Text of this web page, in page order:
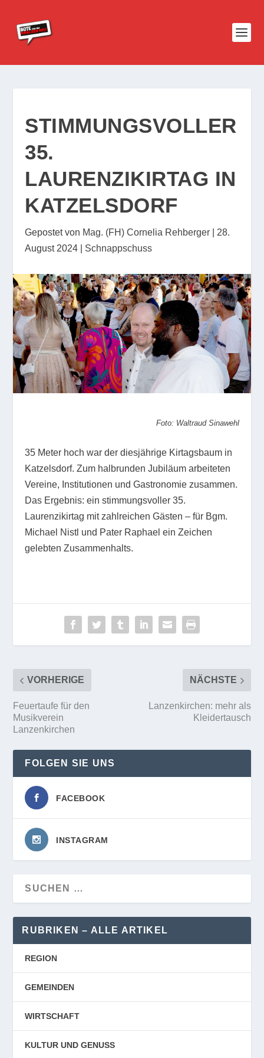
STIMMUNGSVOLLER
35.
LAURENZIKIRTAG IN
KATZELSDORF
Gepostet von Mag. (FH) Cornelia Rehberger
28.
August 2024
Schnappschuss
Foto: Waltraud Sinawehl
35 Meter hoch war der diesjährige Kirtagsbaum in
Katzelsdorf. Zum halbrunden Jubiläum arbeiteten
Vereine, Institutionen und Gastronomie zusammen.
Das Ergebnis: ein stimmungsvoller 35.
Laurenzikirtag mit zahlreichen Gästen – für Bgm.
Michael Nistl und Pater Raphael ein Zeichen
gelebten Zusammenhalts.
VORHERIGE
Feuertaufe für den
Musikverein
Lanzenkirchen
NÄCHSTE
Lanzenkirchen: mehr als
Kleidertausch
FOLGEN SIE UNS
FACEBOOK
INSTAGRAM
RUBRIKEN – ALLE ARTIKEL
REGION
GEMEINDEN
WIRTSCHAFT
KULTUR UND GENUSS